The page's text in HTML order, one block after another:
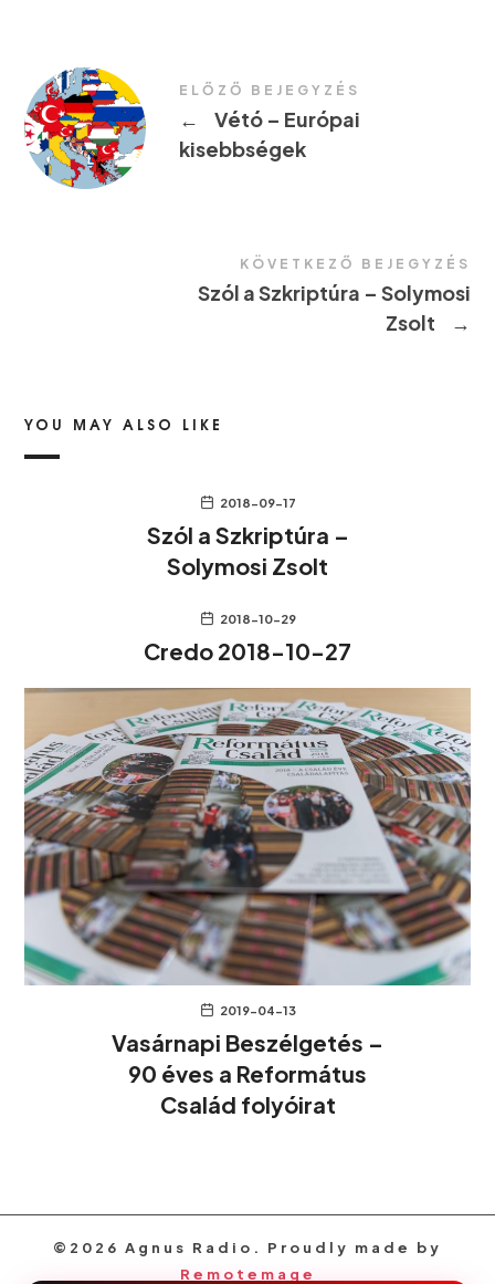
ELŐZŐ BEJEGYZÉS
←
Vétó – Európai
kisebbségek
KÖVETKEZŐ BEJEGYZÉS
Szól a Szkriptúra – Solymosi
Zsolt
→
YOU MAY ALSO LIKE
2018-09-17
Szól a Szkriptúra –
Solymosi Zsolt
2018-10-29
Credo 2018-10-27
2019-04-13
Vasárnapi Beszélgetés –
90 éves a Református
Család folyóirat
©2026 Agnus Radio. Proudly made by
Remotemage